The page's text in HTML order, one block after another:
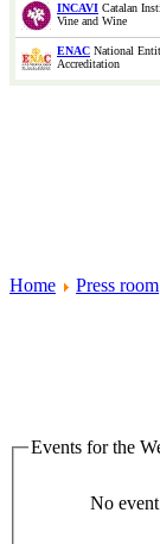
INCAVI Catalan
Vine and Wine
ENAC National
Accreditation
Home Press room
Events for the
No